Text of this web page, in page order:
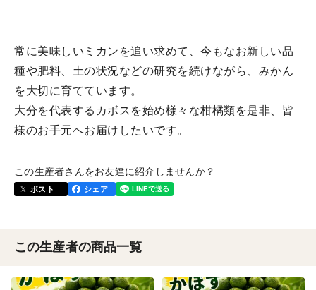
常に美味しいミカンを追い求めて、今もなお新しい品
種や肥料、土の状況などの研究を続けながら、みかん
を大切に育てています。
大分を代表するカボスを始め様々な柑橘類を是非、皆
様のお手元へお届けしたいです。
この生産者さんをお友達に紹介しませんか？
ポスト シェア
この生産者の商品一覧